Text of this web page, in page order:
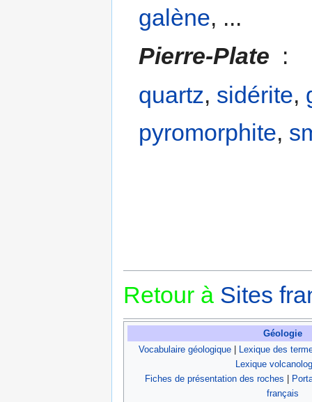
galène, ...
Pierre-Plate :
quartz, sidérite,
pyromorphite,
Retour à Sites
Géologie
Vocabulaire géologique
Lexique des
Lexique
Fiches de présentation des roches
français